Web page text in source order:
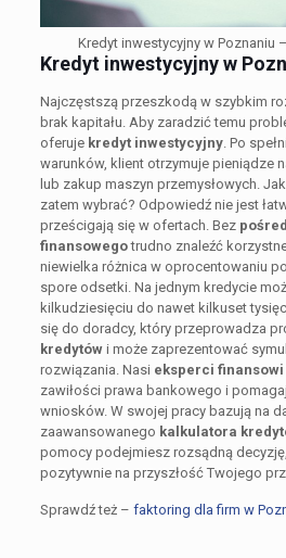
Kredyt inwestycyjny w Poznaniu
Kredyt inwestycyjny w
Najczęstszą przeszkodą w szybkim
brak kapitału. Aby zaradzić temu
oferuje kredyt inwestycyjny. Po
warunków, klient otrzymuje pieniądze
lub zakup maszyn przemysłowych.
zatem wybrać? Odpowiedź nie jest
prześcigają się w ofertach. Bez
finansowegotrudno znaleźć
niewielka różnica w oprocentowaniu
spore odsetki. Na jednym kredycie
kilkudziesięciu do nawet kilkuset
się do doradcy, który przeprowadza
kredytówi może zaprezentować
rozwiązania. Nasi eksperci
zawiłości prawa bankowego i
wniosków. W swojej pracy bazują na
zaawansowanego kalkulatora
pomocy podejmiesz rozsądną
pozytywnie na przyszłość Twojego
Sprawdź też – faktoring dla firm w